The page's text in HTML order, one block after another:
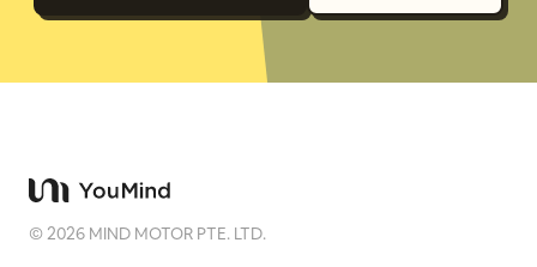
©2026 MIND MOTOR PTE. LTD.